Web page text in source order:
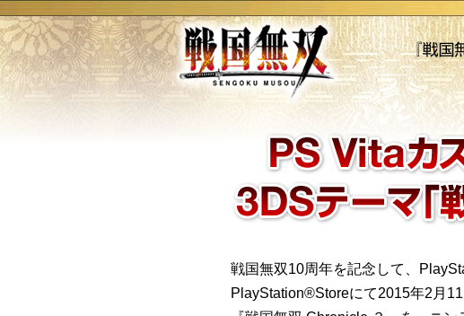
戦国無双10周年を記念して、
PlayStation®Storeにて2015年2月